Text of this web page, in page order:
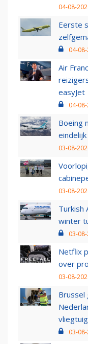
04-08-
Eerste
04-
Air
easyJet
04-
Boeing
03-08-
03-08-
Turkish
winter
03-
Netflix
over
03-08-
Brussel
03-